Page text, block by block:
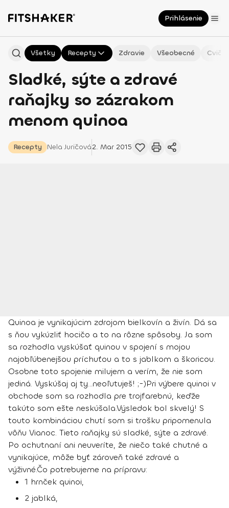
Prihlásenie
Všetky Recepty Zdravie Všeobecné
Sladké, sýte a zdravé
raňajky so zázrakom
menom quinoa
Recepty Nela Juričová2. Mar 2015
Quinoa je vynikajúcim zdrojom bielkovín a živín. Dá sa
s ňou vykúzliť hocičo a to na rôzne spôsoby. Ja som
sa rozhodla vyskúšať quinou v spojení s mojou
najobľúbenejšou príchuťou a to s jablkom a škoricou.
Osobne toto spojenie milujem a verím, že nie som
jediná. Vyskúšaj aj ty...neoľutuješ! ;-)Pri výbere quinoi v
obchode som sa rozhodla pre trojfarebnú, keďže
takúto som ešte neskúšala.Výsledok bol skvelý! S
touto kombináciou chutí som si trošku pripomenula
vôňu Vianoc. Tieto raňajky sú sladké, sýte a zdravé.
Po ochutnaní ani neuveríte, že niečo také chutné a
vynikajúce, môže byť zároveň také zdravé a
výživné.Čo potrebujeme na prípravu:
1 hrnček quinoi,
2 jablká,